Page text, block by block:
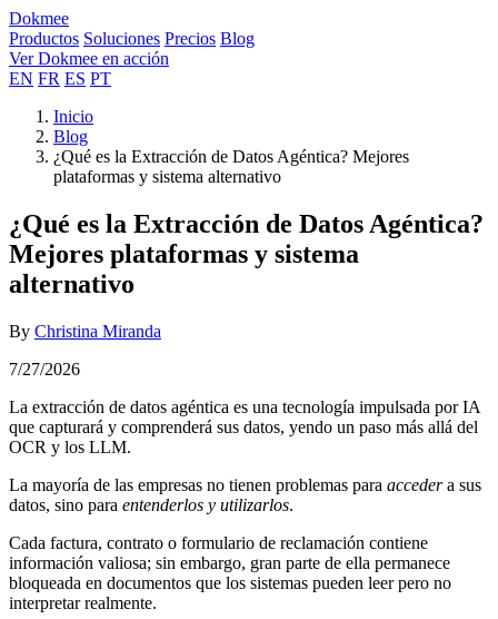
Dokmee
Productos Soluciones Precios Blog
Ver Dokmee en acción
EN FR ES PT
Inicio
Blog
¿Qué es la Extracción de Datos Agéntica? Mejores
plataformas y sistema alternativo
¿Qué es la Extracción de Datos Agéntica?
Mejores plataformas y sistema
alternativo
By Christina Miranda
7/27/2026
La extracción de datos agéntica es una tecnología impulsada por IA
que capturará y comprenderá sus datos, yendo un paso más allá del
OCR y los LLM.
La mayoría de las empresas no tienen problemas para accedera sus
datos, sino para entenderlos y utilizarlos.
Cada factura, contrato o formulario de reclamación contiene
información valiosa; sin embargo, gran parte de ella permanece
bloqueada en documentos que los sistemas pueden leer pero no
interpretar realmente.